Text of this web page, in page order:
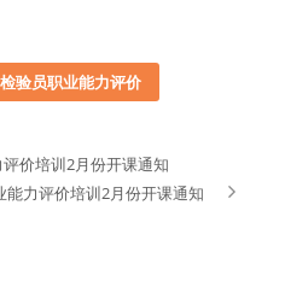
验员职业能力评价
价培训2月份开课通知
力评价培训2月份开课通知